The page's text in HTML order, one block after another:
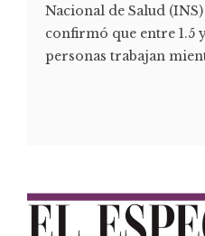
Nacional de Salud
confirmó que entre 1.5
personas trabajan